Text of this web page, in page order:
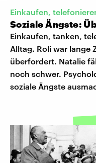
Einkaufen,
Soziale Ängste:
Einkaufen, tanken,
Alltag. Roli war lange
überfordert. Natalie
noch schwer.
soziale Ängste